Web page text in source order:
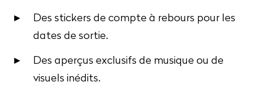
Des stickers de compte à rebours pour les
dates de sortie.
Des aperçus exclusifs de musique ou de
visuels inédits.